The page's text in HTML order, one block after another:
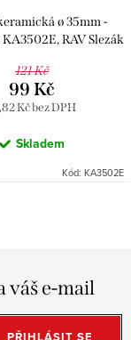
ø 35mm -
RAV Slezák
121 Kč
Kč bez DPH
99 Kč
Skladem
Kód: KA3502E
váš e-mail